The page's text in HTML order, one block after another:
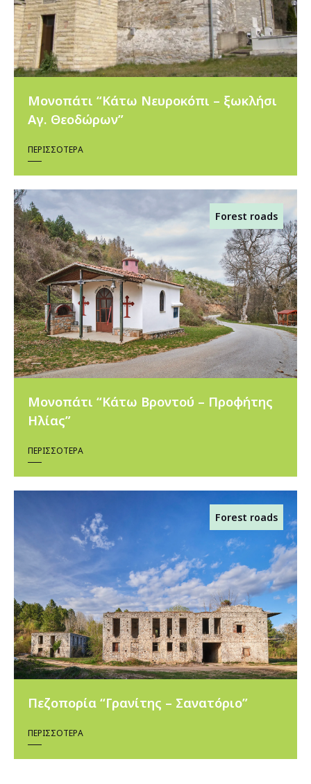
Μονοπάτι “Κάτω Νευροκόπι – ξωκλήσι
Αγ. Θεοδώρων”
ΠΕΡΙΣΣΌΤΕΡΑ
Forest roads
Μονοπάτι “Κάτω Βροντού – Προφήτης
Ηλίας”
ΠΕΡΙΣΣΌΤΕΡΑ
Forest roads
Πεζοπορία “Γρανίτης – Σανατόριο”
ΠΕΡΙΣΣΌΤΕΡΑ